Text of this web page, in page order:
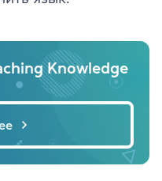
Knowledge